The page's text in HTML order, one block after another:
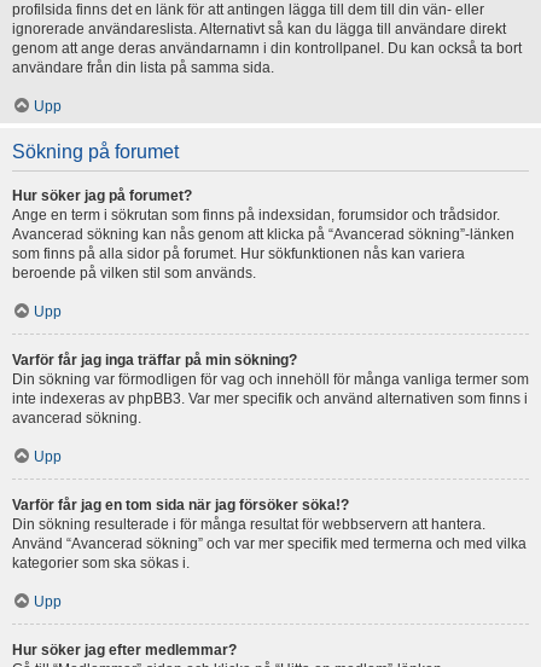
profilsida finns det en länk för att antingen lägga till dem till din vän- eller
ignorerade användareslista. Alternativt så kan du lägga till användare direkt
genom att ange deras användarnamn i din kontrollpanel. Du kan också ta bort
användare från din lista på samma sida.
Upp
Sökning på forumet
Hur söker jag på forumet?
Ange en term i sökrutan som finns på indexsidan, forumsidor och trådsidor.
Avancerad sökning kan nås genom att klicka på “Avancerad sökning”-länken
som finns på alla sidor på forumet. Hur sökfunktionen nås kan variera
beroende på vilken stil som används.
Upp
Varför får jag inga träffar på min sökning?
Din sökning var förmodligen för vag och innehöll för många vanliga termer som
inte indexeras av phpBB3. Var mer specifik och använd alternativen som finns i
avancerad sökning.
Upp
Varför får jag en tom sida när jag försöker söka!?
Din sökning resulterade i för många resultat för webbservern att hantera.
Använd “Avancerad sökning” och var mer specifik med termerna och med vilka
kategorier som ska sökas i.
Upp
Hur söker jag efter medlemmar?